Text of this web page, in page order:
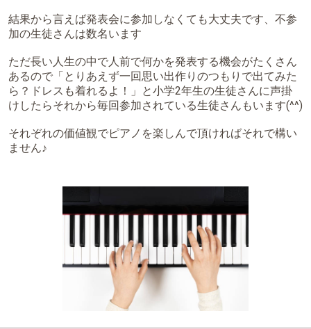
結果から言えば発表会に参加しなくても大丈夫です、不参
加の生徒さんは数名います
ただ長い人生の中で人前で何かを発表する機会がたくさん
あるので「とりあえず一回思い出作りのつもりで出てみた
ら？ドレスも着れるよ！」と小学2年生の生徒さんに声掛
けしたらそれから毎回参加されている生徒さんもいます(^^)
それぞれの価値観でピアノを楽しんで頂ければそれで構い
ません♪